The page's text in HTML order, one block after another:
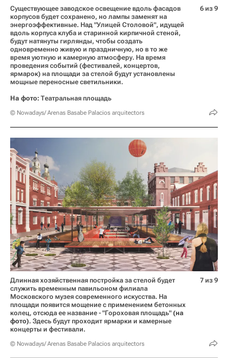
Существующее заводское освещение вдоль фасадов
корпусов будет сохранено, но лампы заменят на
энергоэффективные. Над "Улицей Столовой", идущей
вдоль корпуса клуба и старинной кирпичной стеной,
будут натянуты гирлянды, чтобы создать
одновременно живую и праздничную, но в то же
время уютную и камерную атмосферу. На время
проведения событий (фестивалей, концертов,
ярмарок) на площади за стелой будут установлены
мощные переносные светильники.
На фото: Театральная площадь
© Nowadays/ Arenas Basabe Palacios arquitectors
6 из 9
Длинная хозяйственная постройка за стелой будет
служить временным павильоном филиала
Московского музея современного искусства. На
площади появится мощение с применением бетонных
колец, отсюда ее название - "Гороховая площадь" (на
фото). Здесь будут проходит ярмарки и камерные
концерты и фестивали.
© Nowadays/ Arenas Basabe Palacios arquitectors
7 из 9